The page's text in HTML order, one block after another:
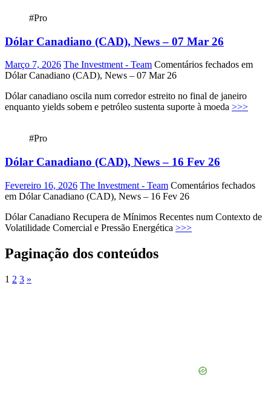
#Pro
Dólar Canadiano (CAD), News – 07 Mar 26
Março 7, 2026 The Investment - Team Comentários fechados em
Dólar Canadiano (CAD), News – 07 Mar 26
Dólar canadiano oscila num corredor estreito no final de janeiro
enquanto yields sobem e petróleo sustenta suporte à moeda >>>
#Pro
Dólar Canadiano (CAD), News – 16 Fev 26
Fevereiro 16, 2026 The Investment - Team Comentários fechados
em Dólar Canadiano (CAD), News – 16 Fev 26
Dólar Canadiano Recupera de Mínimos Recentes num Contexto de
Volatilidade Comercial e Pressão Energética >>>
Paginação dos conteúdos
1 2 3 »